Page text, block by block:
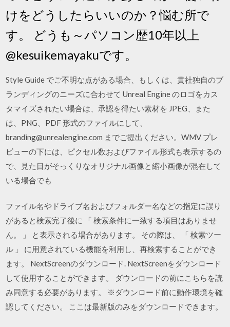
けをどうしたらいいのか？悩む所で
す。 どうも～パソコン歴10年以上
@kesuikemayakuです。
Style Guide でご不明な点がある場合、もしくは、貴社独自のブ
ランディングのニーズに合わせて Unreal Engine のロゴをカス
タマイズされたい場合は、承認を得たい素材を JPEG、また
は、PNG、PDF 形式のファイルにして、
branding@unrealengine.com までご提出ください。WMV プレ
ビューの下には、ピクセル数およびファイル形式も表示するの
で、見た目がそっくりなオリジナル画像と縮小画像が混在して
いる場合でも
ファイル名やドライブ名およびフォルダー名などの指定に誤り
があると検索完了後に 「 検索条件に一致する項目はありませ
ん。 」 と表示される場合があります。 その際は、 「 検索ツー
ル 」 に用意されている機能を利用し、再検索することができ
ます。 NextScreenのダウンロード. NextScreenをダウンロード
して使用することができます。 ダウンロードの前にこちらを読
み同意する必要があります。 ※ダウンロード前に動作環境を確
認してください。 ここは最新版のみをダウンロードできます。